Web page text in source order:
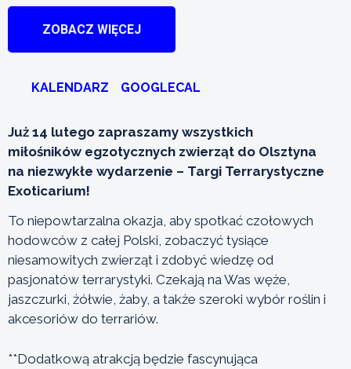
ZOBACZ WIĘCEJ
KALENDARZ GOOGLECAL
Już 14 lutego zapraszamy wszystkich
miłośników egzotycznych zwierząt do Olsztyna
na niezwykłe wydarzenie – Targi Terrarystyczne
Exoticarium!
To niepowtarzalna okazja, aby spotkać czołowych
hodowców z całej Polski, zobaczyć tysiące
niesamowitych zwierząt i zdobyć wiedzę od
pasjonatów terrarystyki. Czekają na Was węże,
jaszczurki, żółwie, żaby, a także szeroki wybór roślin i
akcesoriów do terrariów.
**Dodatkową atrakcją będzie fascynująca